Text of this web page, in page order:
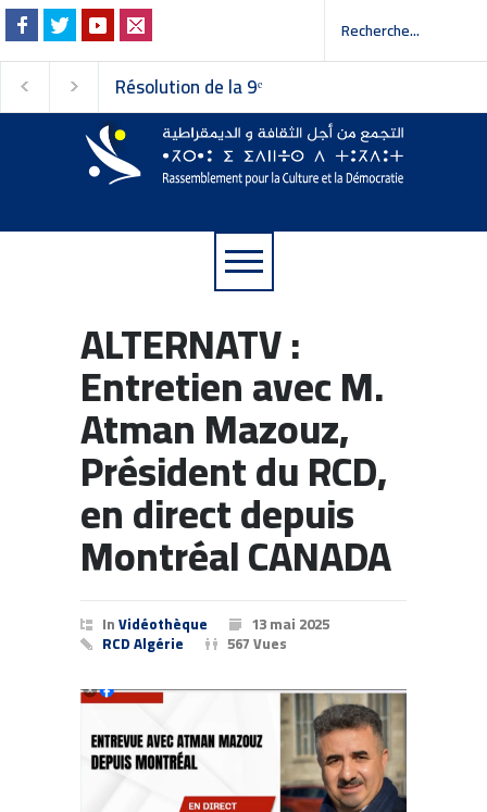
Résolution de la 9ᵉ
session du Conseil
national du
Rassemblement pour la
Culture et la Démocratie
إلى وسائل الإعلام
ALTERNATV :
Entretien avec M.
Atman Mazouz,
Président du RCD,
en direct depuis
Montréal CANADA
InVidéothèque 13 mai 2025
RCD Algérie 567 Vues